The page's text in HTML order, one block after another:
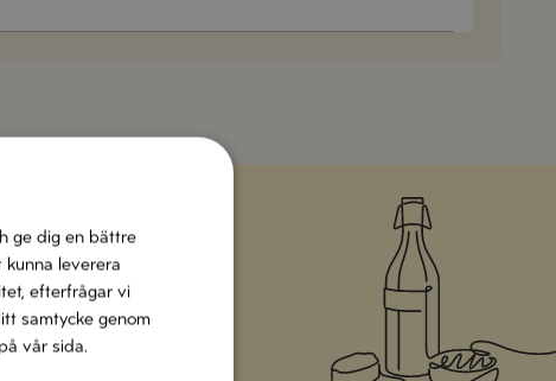
helgen med italienska
ge dig en bättre
leverera
efterfrågar vi
samtycke genom
vår sida.